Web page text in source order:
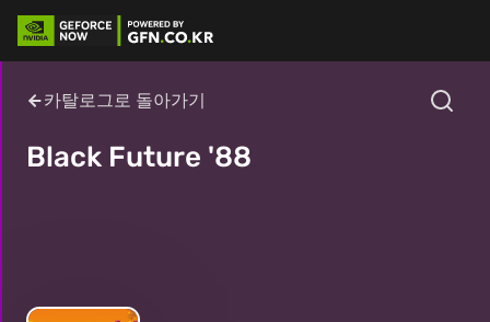
카탈로그로 돌아가기
Black Future '88